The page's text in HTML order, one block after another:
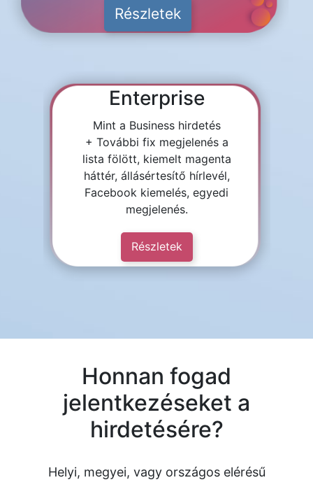
Részletek
Enterprise
Mint a Business hirdetés
+ További fix megjelenés a
lista fölött, kiemelt magenta
háttér, állásértesítő hírlevél,
Facebook kiemelés, egyedi
megjelenés.
Részletek
Honnan fogad
jelentkezéseket a
hirdetésére?
Helyi, megyei, vagy országos elérésű